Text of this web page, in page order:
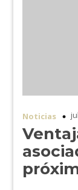
Noticias